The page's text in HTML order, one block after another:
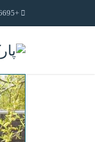
+989171116695